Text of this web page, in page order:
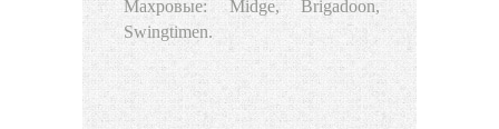
Махровые: Midge, Brigadoon,
Swingtimen.